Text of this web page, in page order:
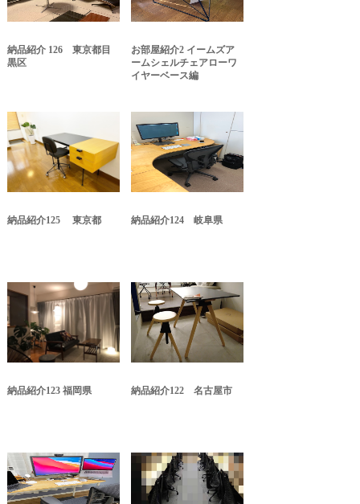
納品紹介 126 東京都目
黒区
お部屋紹介2 イームズア
ームシェルチェアローワ
イヤーベース編
納品紹介125 東京都 納品紹介124 岐阜県
納品紹介123 福岡県 納品紹介122 名古屋市